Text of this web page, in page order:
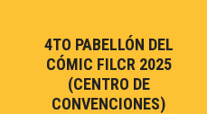
4TO PABELLÓN DEL
CÓMIC FILCR 2025
(CENTRO DE
CONVENCIONES)